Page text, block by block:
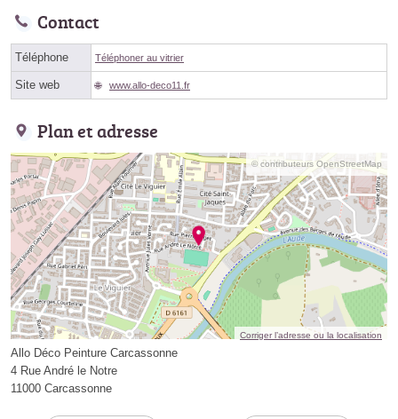
Contact
Téléphone Téléphoner au vitrier
Site web www.allo-deco11.fr
Plan et adresse
© contributeurs OpenStreetMap
Corriger l’adresse ou la localisation
Allo Déco Peinture Carcassonne
4 Rue André le Notre
11000 Carcassonne